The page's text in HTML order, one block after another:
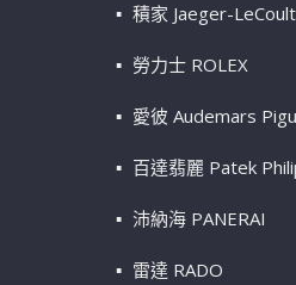
積家 Jaeger-
勞力士 ROLEX
愛彼 Audemars
百達翡麗 Patek
沛納海 PANERAI
雷達 RADO